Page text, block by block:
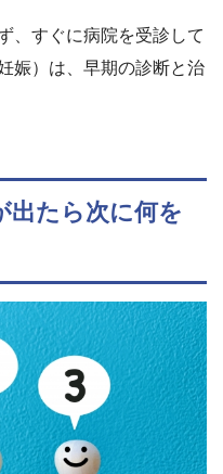
、すぐに病院を受診して
娠）は、早期の診断と治
出たら次に何を